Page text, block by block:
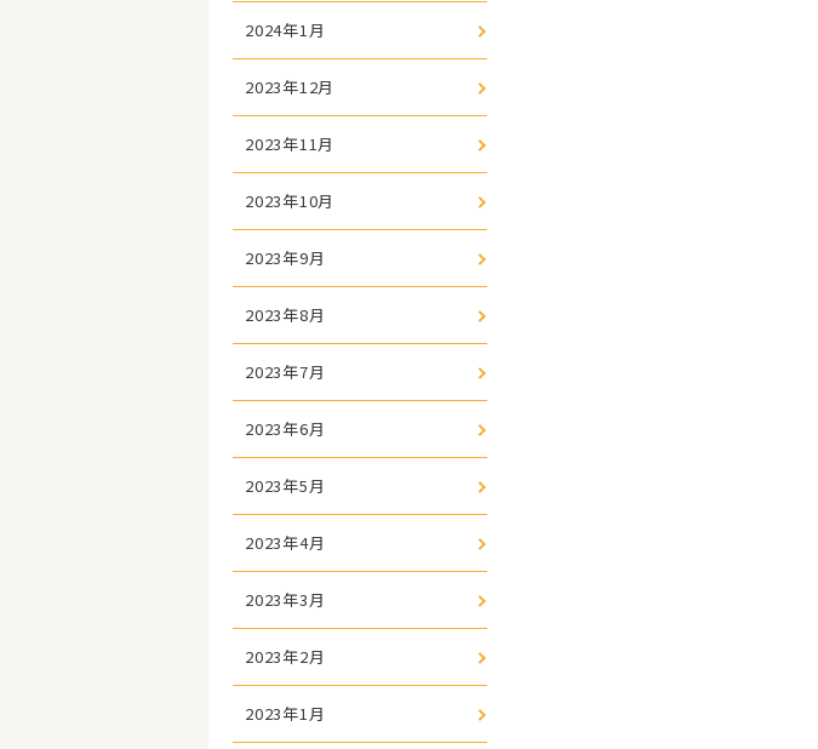
2024年1月
2023年12月
2023年11月
2023年10月
2023年9月
2023年8月
2023年7月
2023年6月
2023年5月
2023年4月
2023年3月
2023年2月
2023年1月